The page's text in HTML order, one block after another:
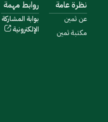
نظرة عامة
عن ثمين
مكتبة ثمين
روابط مهمة
بوابة المشاركة
الإلكترونية